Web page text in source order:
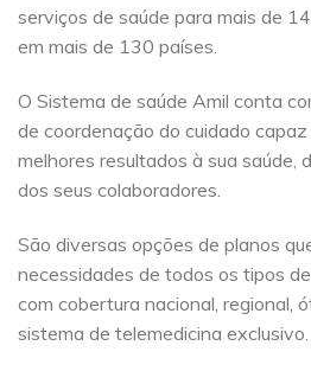
serviços de saúde para mais de
em mais de 130 países.
O Sistema de saúde Amil conta
de coordenação do cuidado
melhores resultados à sua saúde,
dos seus colaboradores.
São diversas opções de planos
necessidades de todos os tipos
com cobertura nacional, regional,
sistema de telemedicina exclusivo.